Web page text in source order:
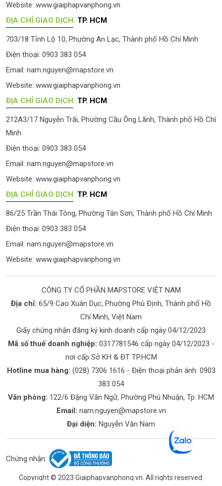
Website: www.giaiphapvanphong.vn
ĐỊA CHỈ GIAO DỊCH
TP. HCM
703/18 Tỉnh Lộ 10, Phường An Lạc, Thành phố Hồ Chí Minh
Điện thoại: 0903 383 054
Email: nam.nguyen@mapstore.vn
Website: www.giaiphapvanphong.vn
ĐỊA CHỈ GIAO DỊCH
TP. HCM
212A3/17 Nguyễn Trãi, Phường Cầu Ông Lãnh, Thành phố Hồ Chí
Minh
Điện thoại: 0903 383 054
Email: nam.nguyen@mapstore.vn
Website: www.giaiphapvanphong.vn
ĐỊA CHỈ GIAO DỊCH
TP. HCM
86/25 Trần Thái Tông, Phường Tân Sơn, Thành phố Hồ Chí Minh
Điện thoại: 0903 383 054
Email: nam.nguyen@mapstore.vn
Website: www.giaiphapvanphong.vn
CÔNG TY CỔ PHẦN MAPSTORE VIỆT NAM
Địa chỉ: 65/9 Cao Xuân Dục, Phường Phú Định, Thành phố Hồ
Chí Minh, Việt Nam
Giấy chứng nhận đăng ký kinh doanh cấp ngày 04/12/2023
Mã số thuế doanh nghiệp: 0317781546 cấp ngày 04/12/2023 -
nơi cấp Sở KH & ĐT TP.HCM
Hotline mua hàng: (028) 7306 1616 - Điện thoại phản ánh: 0903
383 054
Văn phòng: 122/6 Đặng Văn Ngữ, Phường Phú Nhuận, Tp. HCM
Email: nam.nguyen@mapstore.vn
Đại diện: Nguyễn Văn Nam
Chứng nhận:
Copyright © 2023 Giaiphapvanphong.vn. All rights reserved.